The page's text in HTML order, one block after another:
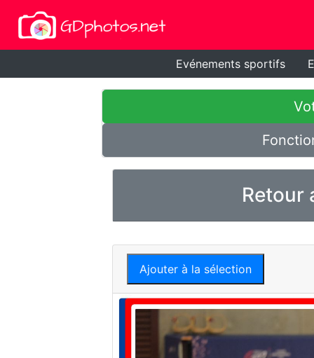
Evénements sportifs
Retour
Ajouter à la sélection